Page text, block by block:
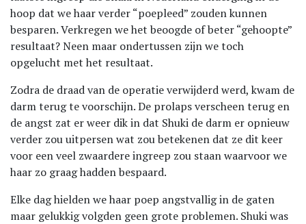
hoop dat we haar verder “poepleed” zouden kunnen
besparen. Verkregen we het beoogde of beter “gehoopte”
resultaat? Neen maar ondertussen zijn we toch
opgelucht met het resultaat.
Zodra de draad van de operatie verwijderd werd, kwam de
darm terug te voorschijn. De prolaps verscheen terug en
de angst zat er weer dik in dat Shuki de darm er opnieuw
verder zou uitpersen wat zou betekenen dat ze dit keer
voor een veel zwaardere ingreep zou staan waarvoor we
haar zo graag hadden bespaard.
Elke dag hielden we haar poep angstvallig in de gaten
maar gelukkig volgden geen grote problemen. Shuki was